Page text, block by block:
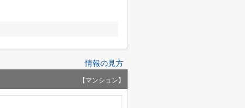
情報の見方
【マンション】